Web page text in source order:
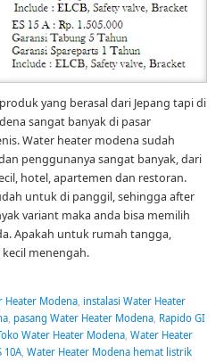
yang berasal dari Jepang tapi di
sangat banyak di pasar
Water heater modena sudah
penggunanya sangat banyak, dari
hotel, apartemen dan restoran.
untuk di panggil, sehingga after
variant maka anda bisa memilih
Apakah untuk rumah tangga,
menengah.
Heater Modena, instalasi Water Heater
, pasang Water Heater Modena, Rapido GI
Water Heater Modena, Water Heater
10A, Water Heater Modena hemat listrik